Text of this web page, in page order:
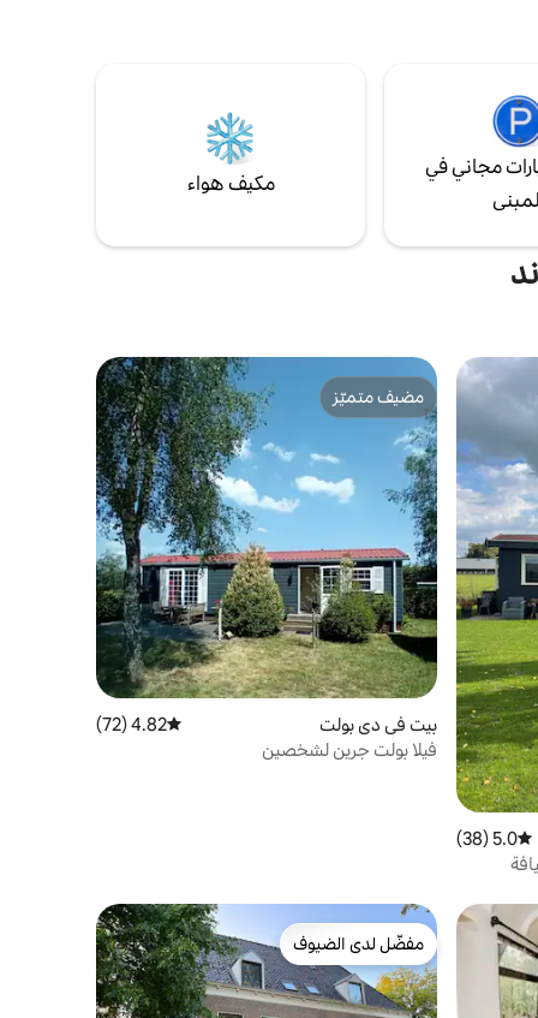
مجاني في
مكيف هواء
متوسط التقييم 5.0 من 5، 38 مراجعات
5.0 (38)
مضيف متميّز
مضيف متميّز
بيت في دي بولت متوسط التقييم 4.82 من 5، 72 مراجعات
4.82 (72)
فيلا بولت جرين لشخصين
مفضّل لدى الضيوف
مفضّل لدى الضيوف